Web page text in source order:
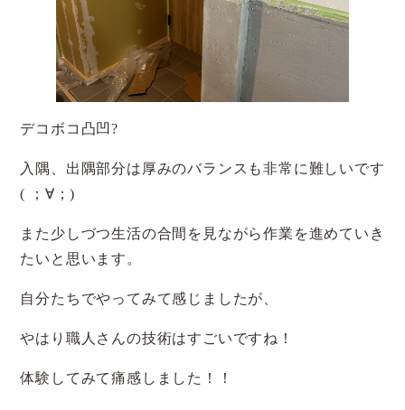
デコボコ凸凹?
入隅、出隅部分は厚みのバランスも非常に難しいです
( ；∀；)
また少しづつ生活の合間を見ながら作業を進めていき
たいと思います。
自分たちでやってみて感じましたが、
やはり職人さんの技術はすごいですね！
体験してみて痛感しました！！